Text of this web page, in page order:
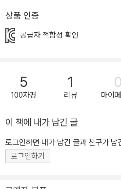
상품 인증
공급자 적합성 확인
5
100자평
1
리뷰
0
마이
이 책에 내가 남긴 글
로그인하면 내가 남긴 글과 친구가 남
로그인하기